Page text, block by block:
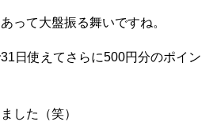
って大盤振る舞いですね。
日使えてさらに500円分のポイン
した（笑）